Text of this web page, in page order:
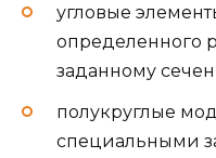
угловые
определенного
заданному
полукруглые
специальными